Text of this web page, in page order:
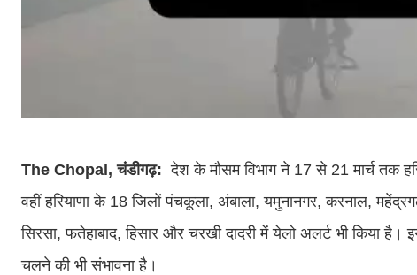
The Chopal, चंडीगढ़:देश के मौसम विभाग ने 17 से 21 मार्च तक
वहीं हरियाणा के 18 जिलों पंचकूला, अंबाला, यमुनानगर, करनाल,
सिरसा, फतेहाबाद, हिसार और चरखी दादरी में येलो अलर्ट भी किया
चलने की भी संभावना है।